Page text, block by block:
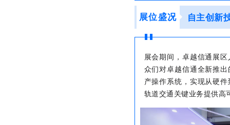
展位盛况 自主创新
展会期间，卓越信通展
众们对卓越信通全新推
产操作系统，实现从硬
轨道交通关键业务提供高